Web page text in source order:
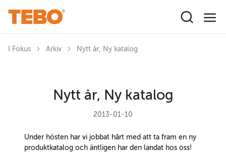
I Fokus Arkiv Nytt år, Ny katalog
Nytt år, Ny katalog
2013-01-10
Under hösten har vi jobbat hårt med att ta fram en ny
produktkatalog och äntligen har den landat hos oss!